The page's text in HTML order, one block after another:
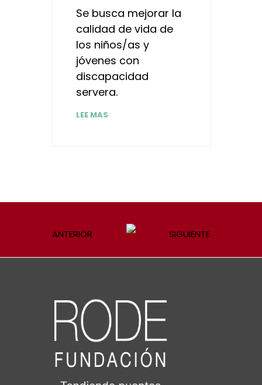
Se busca mejorar la
calidad de vida de
los niños/as y
jóvenes con
discapacidad
servera.
LEE MAS
ANTERIOR SIGUIENTE